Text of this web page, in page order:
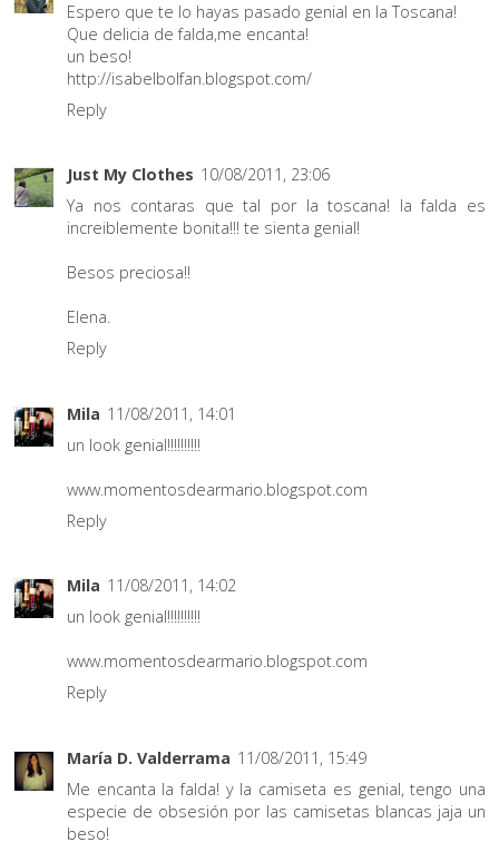
Espero que te lo hayas pasado genial en la Toscana!
Que delicia de falda,me encanta!
un beso!
http://isabelbolfan.blogspot.com/
Reply
Just My Clothes 10/08/2011, 23:06
Ya nos contaras que tal por la toscana! la falda es
increiblemente bonita!!! te sienta genial!
Besos preciosa!!
Elena.
Reply
Mila 11/08/2011, 14:01
un look genial!!!!!!!!!!
www.momentosdearmario.blogspot.com
Reply
Mila 11/08/2011, 14:02
un look genial!!!!!!!!!!
www.momentosdearmario.blogspot.com
Reply
María D. Valderrama 11/08/2011, 15:49
Me encanta la falda! y la camiseta es genial, tengo una
especie de obsesión por las camisetas blancas jaja un
beso!